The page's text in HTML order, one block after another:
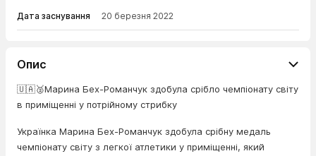
Дата заснування 20 березня 2022
Опис
🇺🇦🥈Марина Бех-Романчук здобула срібло чемпіонату світу
в приміщенні у потрійному стрибку
Українка Марина Бех-Романчук здобула срібну медаль
чемпіонату світу з легкої атлетики у приміщенні, який